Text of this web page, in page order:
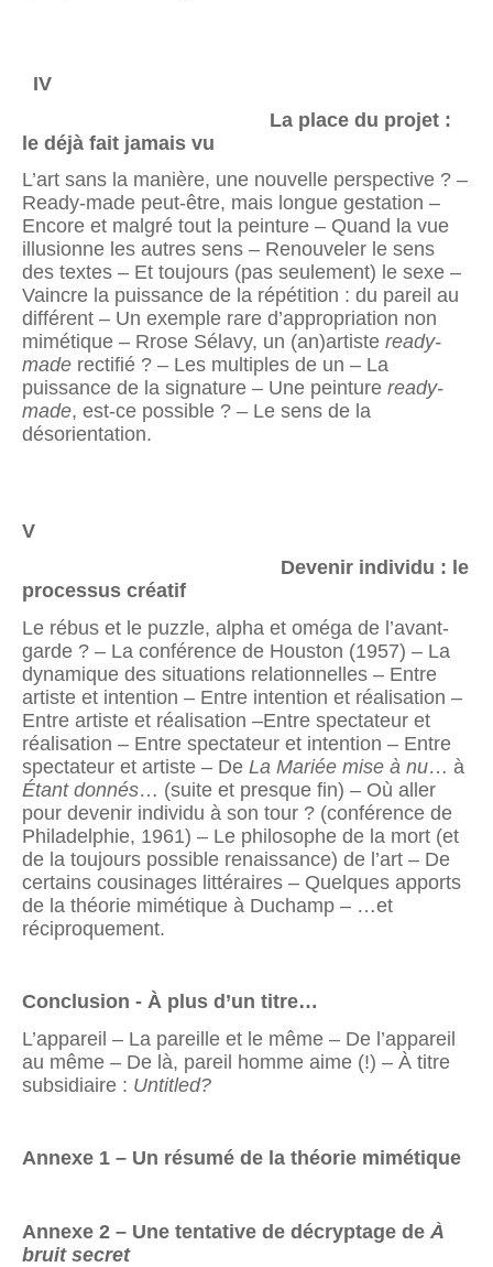
IV
La place du projet :
le déjà fait jamais vu
L’art sans la manière, une nouvelle perspective ? –
Ready-made peut-être, mais longue gestation –
Encore et malgré tout la peinture – Quand la vue
illusionne les autres sens – Renouveler le sens
des textes – Et toujours (pas seulement) le sexe –
Vaincre la puissance de la répétition : du pareil au
différent – Un exemple rare d’appropriation non
mimétique – Rrose Sélavy, un (an)artiste ready-
made rectifié ? – Les multiples de un – La
puissance de la signature – Une peinture ready-
made, est-ce possible ? – Le sens de la
désorientation.
V
Devenir individu : le
processus créatif
Le rébus et le puzzle, alpha et oméga de l’avant-
garde ? – La conférence de Houston (1957) – La
dynamique des situations relationnelles – Entre
artiste et intention – Entre intention et réalisation –
Entre artiste et réalisation –Entre spectateur et
réalisation – Entre spectateur et intention – Entre
spectateur et artiste – De La Mariée mise à nu… à
Étant donnés… (suite et presque fin) – Où aller
pour devenir individu à son tour ? (conférence de
Philadelphie, 1961) – Le philosophe de la mort (et
de la toujours possible renaissance) de l’art – De
certains cousinages littéraires – Quelques apports
de la théorie mimétique à Duchamp – …et
réciproquement.
Conclusion - À plus d’un titre…
L’appareil – La pareille et le même – De l’appareil
au même – De là, pareil homme aime (!) – À titre
subsidiaire : Untitled?
Annexe 1 – Un résumé de la théorie mimétique
Annexe 2 – Une tentative de décryptage de À
bruit secret